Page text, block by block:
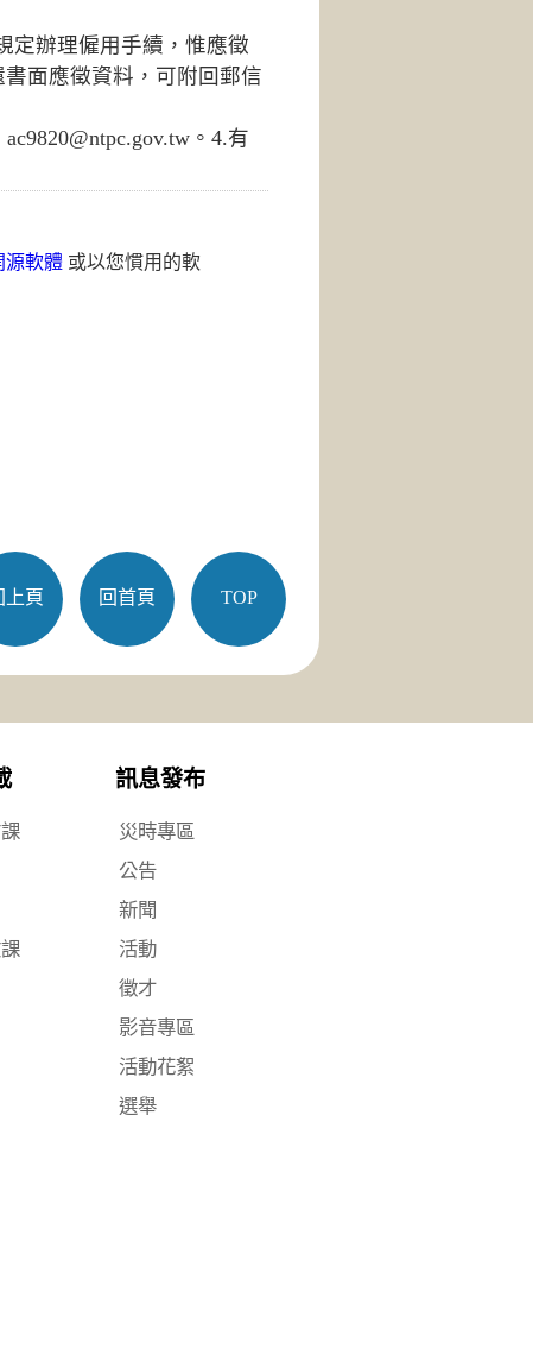
定辦理僱用手續，惟應徵
面應徵資料，可附回郵信
。4.有
源軟體 或以您慣用的軟
上頁 回首頁 TOP
訊息發布
災時專區
公告
新聞
活動
徵才
影音專區
活動花絮
選舉